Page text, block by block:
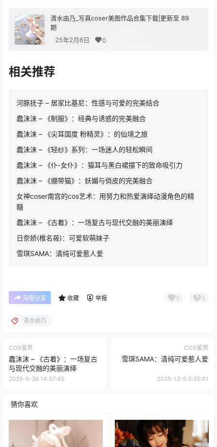
清水由乃_写真coser美图作品合集下载|更新至 89
期
25年2月6日
0
相关推荐
河豚抚子 – 居家比基尼：性感与可爱的完美结合
蠢沫沫 – 《制服》：经典与诱惑的完美融合
蠢沫沫 – 《尖耳国度 粉精灵》：的仙境之旅
蠢沫沫 – 《轻纱》系列：一场迷人的轻松瞬间
蠢沫沫 – 《仆-女仆》：猫耳与黑白裙摆下的致命吸引力
蠢沫沫 – 《绷带猫》：妖媚与俏皮的完美融合
女神coser南宫的cos艺术：用努力和热爱演绎动漫角色的精
髓
蠢沫沫 – 《古着》：一场复古与现代交融的美丽演绎
日奈娇(椎名莜)：可爱软萌妹子
雪琪SAMA：清纯可爱惹人爱
海报分享 收藏 举报 0 0
清水由乃
COS鉴赏
蠢沫沫 – 《古着》：一场复古
与现代交融的美丽演绎
2025-5-26 14:37:45
COS鉴赏
雪琪SAMA：清纯可爱惹人爱
2025-12-5 0:25:41
猜你喜欢